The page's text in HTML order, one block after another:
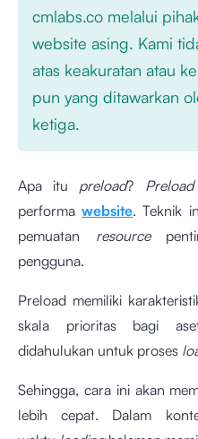
cmlabs.co melalui
website asing. Kami
atas keakuratan atau
pun yang ditawarkan
ketiga.
Apa itu preload? Preload
performawebsite. Teknik
pemuatan resource
pengguna.
Preload memiliki
skala prioritas bagi
didahulukan untuk proses
Sehingga, cara ini akan
lebih cepat. Dalam